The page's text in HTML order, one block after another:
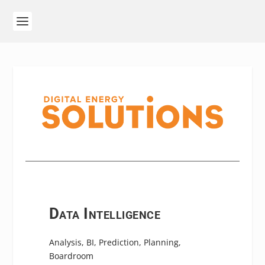
Data Intelligence
Analysis, BI, Prediction, Planning,
Boardroom